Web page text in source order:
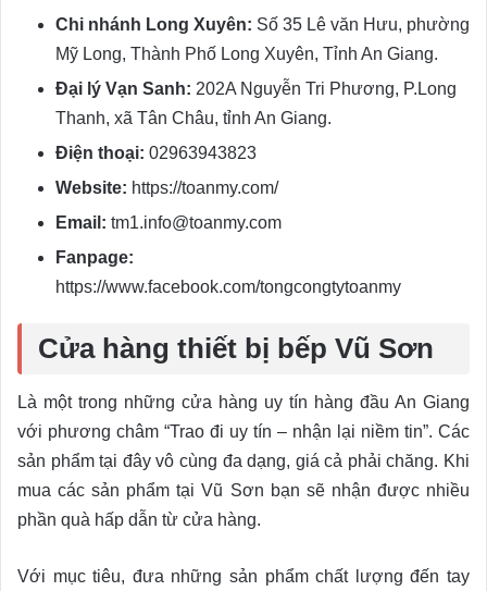
Chi nhánh Long Xuyên: Số 35 Lê văn Hưu, phường
Mỹ Long, Thành Phố Long Xuyên, Tỉnh An Giang.
Đại lý Vạn Sanh: 202A Nguyễn Tri Phương, P.Long
Thanh, xã Tân Châu, tỉnh An Giang.
Điện thoại: 02963943823
Website: https://toanmy.com/
Email: tm1.info@toanmy.com
Fanpage:
https://www.facebook.com/tongcongtytoanmy
Cửa hàng thiết bị bếp Vũ Sơn
Là một trong những cửa hàng uy tín hàng đầu An Giang
với phương châm “Trao đi uy tín – nhận lại niềm tin”. Các
sản phẩm tại đây vô cùng đa dạng, giá cả phải chăng. Khi
mua các sản phẩm tại Vũ Sơn bạn sẽ nhận được nhiều
phần quà hấp dẫn từ cửa hàng.
Với mục tiêu, đưa những sản phẩm chất lượng đến tay